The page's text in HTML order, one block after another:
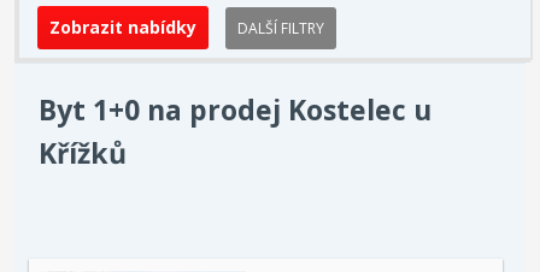
DALŠÍ FILTRY
Byt 1+0 na prodej Kostelec u
Křížků